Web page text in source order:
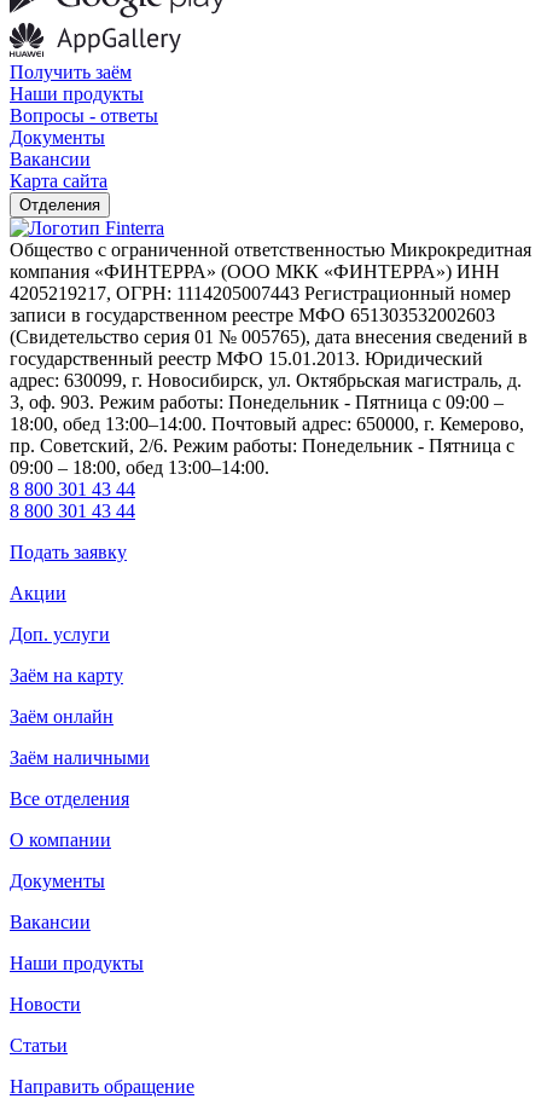
Получить заём
Наши продукты
Вопросы - ответы
Документы
Вакансии
Карта сайта
Отделения
Общество с ограниченной ответственностью Микрокредитная
компания «ФИНТЕРРА» (ООО МКК «ФИНТЕРРА») ИНН
4205219217, ОГРН: 1114205007443 Регистрационный номер
записи в государственном реестре МФО 651303532002603
(Свидетельство серия 01 № 005765), дата внесения сведений в
государственный реестр МФО 15.01.2013. Юридический
адрес: 630099, г. Новосибирск, ул. Октябрьская магистраль, д.
3, оф. 903. Режим работы: Понедельник - Пятница с 09:00 –
18:00, обед 13:00–14:00. Почтовый адрес: 650000, г. Кемерово,
пр. Советский, 2/6. Режим работы: Понедельник - Пятница с
09:00 – 18:00, обед 13:00–14:00.
8 800 301 43 44
8 800 301 43 44
Подать заявку
Акции
Доп. услуги
Заём на карту
Заём онлайн
Заём наличными
Все отделения
О компании
Документы
Вакансии
Наши продукты
Новости
Статьи
Направить обращение